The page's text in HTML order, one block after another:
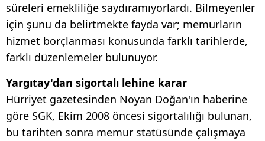
süreleri emekliliğe saydıramıyorlardı. Bilmeyenler
için şunu da belirtmekte fayda var; memurların
hizmet borçlanması konusunda farklı tarihlerde,
farklı düzenlemeler bulunuyor.
Yargıtay'dan sigortalı lehine karar
Hürriyet gazetesinden Noyan Doğan'ın haberine
göre SGK, Ekim 2008 öncesi sigortalılığı bulunan,
bu tarihten sonra memur statüsünde çalışmaya